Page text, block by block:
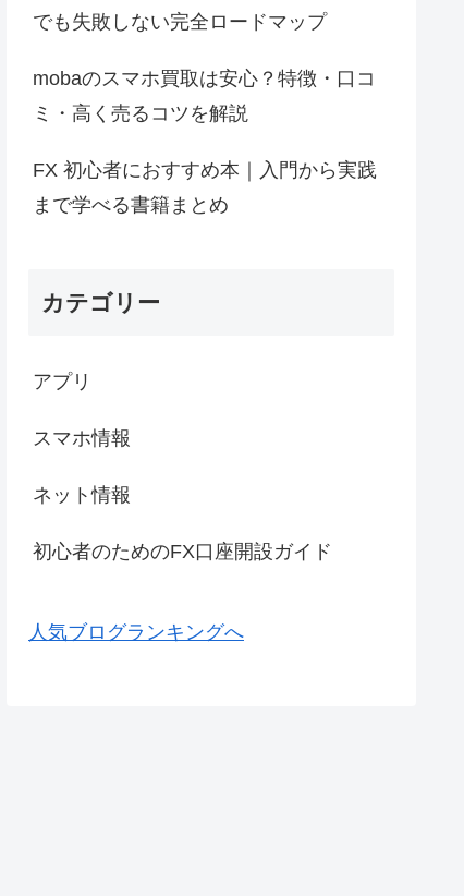
でも失敗しない完全ロードマップ
mobaのスマホ買取は安心？特徴・口コ
ミ・高く売るコツを解説
FX 初心者におすすめ本｜入門から実践
まで学べる書籍まとめ
カテゴリー
アプリ
スマホ情報
ネット情報
初心者のためのFX口座開設ガイド
人気ブログランキングへ